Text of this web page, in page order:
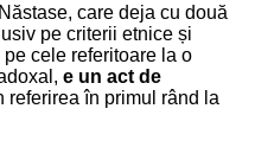
care deja cu două
pe criterii etnice și
cele referitoare la o
e un act de
referirea în primul rând la